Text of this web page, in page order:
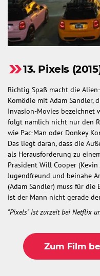
13. Pixels
Richtig Spaß macht die
Komödie mit Adam Sandler,
Invasion-Movies bezeichnet
folgt nämlich nicht nur den
wie Pac-Man oder Donkey
Das liegt daran, dass die
als Herausforderung zu
Präsident Will Cooper
Jugendfreund und beinahe
(Adam Sandler) muss für
ist der Mann nicht gerade
"Pixels" ist zurzeit bei Netflix
Zum Film